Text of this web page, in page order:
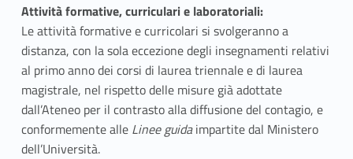
Attività formative, curriculari e laboratoriali:
Le attività formative e curricolari si svolgeranno a
distanza, con la sola eccezione degli insegnamenti relativi
al primo anno dei corsi di laurea triennale e di laurea
magistrale, nel rispetto delle misure già adottate
dall’Ateneo per il contrasto alla diffusione del contagio, e
conformemente alle Linee guidaimpartite dal Ministero
dell’Università.